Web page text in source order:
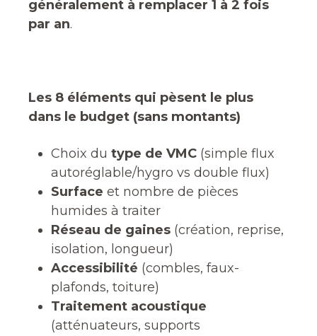
généralement à remplacer 1 à 2 fois
par an.
Les 8 éléments qui pèsent le plus
dans le budget (sans montants)
Choix du type de VMC (simple flux
autoréglable/hygro vs double flux)
Surface et nombre de pièces
humides à traiter
Réseau de gaines (création, reprise,
isolation, longueur)
Accessibilité (combles, faux-
plafonds, toiture)
Traitement acoustique
(atténuateurs, supports